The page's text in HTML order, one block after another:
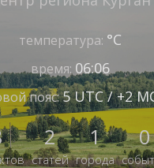
температура: °С
время: 06:06
пояс:5 UTC / +2
2
статей
1
города
0